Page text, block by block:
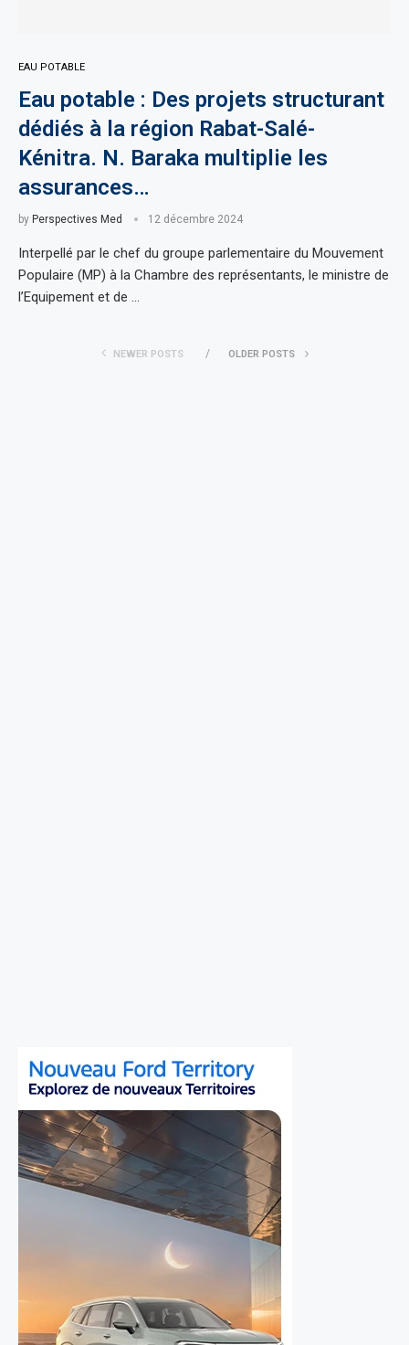
EAU POTABLE
Eau potable : Des projets structurant
dédiés à la région Rabat-Salé-
Kénitra. N. Baraka multiplie les
assurances…
by Perspectives Med 12 décembre 2024
Interpellé par le chef du groupe parlementaire du Mouvement
Populaire (MP) à la Chambre des représentants, le ministre de
l’Equipement et de …
NEWER POSTS OLDER POSTS